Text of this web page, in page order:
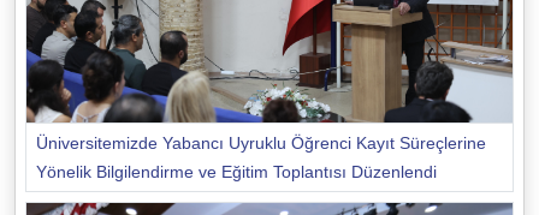
Üniversitemizde Yabancı Uyruklu Öğrenci Kayıt Süreçlerine
Yönelik Bilgilendirme ve Eğitim Toplantısı Düzenlendi